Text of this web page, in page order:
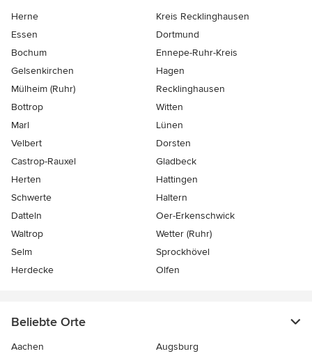
Herne
Kreis Recklinghausen
Essen
Dortmund
Bochum
Ennepe-Ruhr-Kreis
Gelsenkirchen
Hagen
Mülheim (Ruhr)
Recklinghausen
Bottrop
Witten
Marl
Lünen
Velbert
Dorsten
Castrop-Rauxel
Gladbeck
Herten
Hattingen
Schwerte
Haltern
Datteln
Oer-Erkenschwick
Waltrop
Wetter (Ruhr)
Selm
Sprockhövel
Herdecke
Olfen
Beliebte Orte
Aachen
Augsburg